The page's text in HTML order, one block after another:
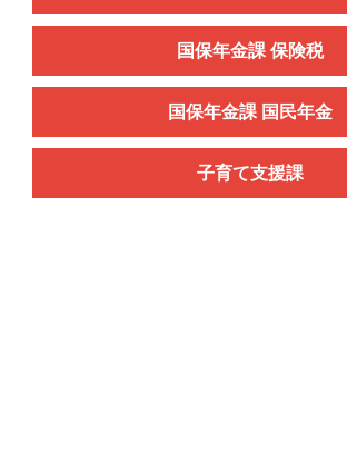
国保年金課 保険税
国保年金課 国民年金
子育て支援課